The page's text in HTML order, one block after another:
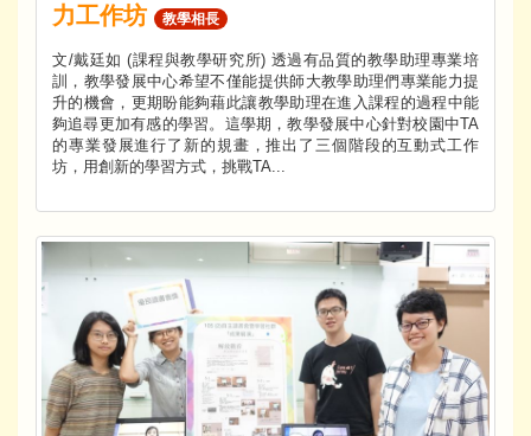
力工作坊
教學相長
文/戴廷如 (課程與教學研究所) 透過有品質的教學助理專業培
訓，教學發展中心希望不僅能提供師大教學助理們專業能力提
升的機會，更期盼能夠藉此讓教學助理在進入課程的過程中能
夠追尋更加有感的學習。這學期，教學發展中心針對校園中TA
的專業發展進行了新的規畫，推出了三個階段的互動式工作
坊，用創新的學習方式，挑戰TA...